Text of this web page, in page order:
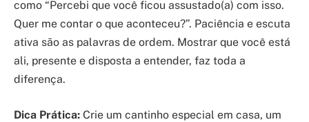
como “Percebi que você ficou assustado(a) com isso.
Quer me contar o que aconteceu?”. Paciência e escuta
ativa são as palavras de ordem. Mostrar que você está
ali, presente e disposta a entender, faz toda a
diferença.
Dica Prática: Crie um cantinho especial em casa, um